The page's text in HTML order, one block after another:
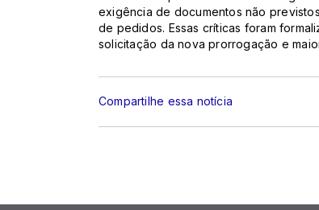
exigência de documentos não
de pedidos. Essas críticas foram
solicitação da nova prorrogação e
Compartilhe essa notícia